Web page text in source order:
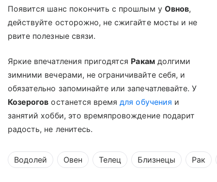
Появится шанс покончить с прошлым у Овнов,
действуйте осторожно, не сжигайте мосты и не
рвите полезные связи.
Яркие впечатления пригодятся Ракамдолгими
зимними вечерами, не ограничивайте себя, и
обязательно запоминайте или запечатлевайте. У
Козерогов останется времядля обучения и
занятий хобби, это времяпровождение подарит
радость, не ленитесь.
Водолей Овен Телец Близнецы Рак